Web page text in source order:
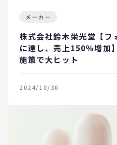
メーカー
株式会社鈴木栄光堂【
に達し、売上150％増加
施策で大ヒット
2024/10/30